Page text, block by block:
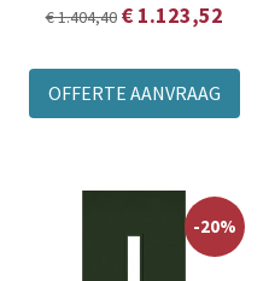
€ 1.404,40 € 1.123,52
OFFERTE AANVRAAG
-20%